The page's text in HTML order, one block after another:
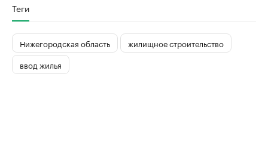
Теги
Нижегородская область
жилищное строительство
ввод жилья